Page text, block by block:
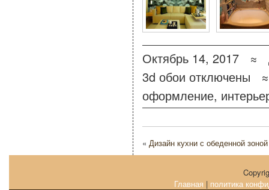
Октябрь 14, 2017 ≈
3d обои отключены
оформление,
« Дизайн кухни с обеденной зоной
Главная | политика